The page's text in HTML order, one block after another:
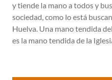
y tiende la mano a todos y
sociedad, como lo está
Huelva. Una mano tendida
es la mano tendida de la